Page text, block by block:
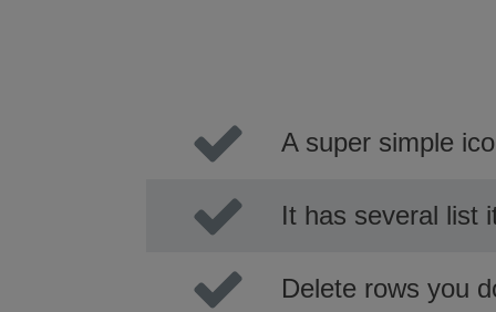
A super simple
It has several list
Delete rows you